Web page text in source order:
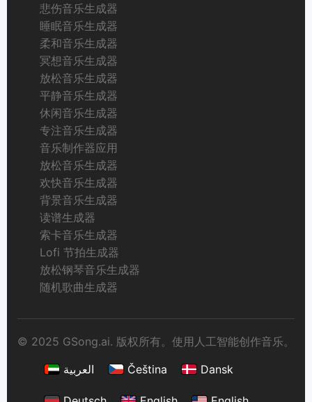
悲伤音乐生成器
睡眠音乐生成器
柔和音乐生成器
冥想音乐生成器
放松音乐生成器
平静音乐生成器
休闲音乐生成器
专注音乐生成器
音乐制作器应用
放松音乐生成器
欢快音乐生成器
背景音乐生成器
读谱生成器
索卡音乐生成器
Lofi 节拍生成器
放松钢琴音乐生成器
随机歌曲生成器
© 2025 GSong.ai. 版权所有。使用人工智能创作音乐。
العربية
Čeština Dansk